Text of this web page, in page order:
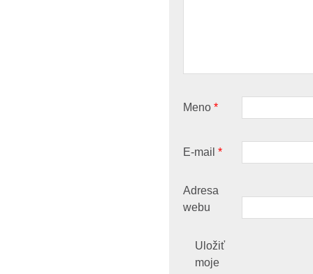
Meno *
E-mail *
Adresa
webu
Uložiť
moje